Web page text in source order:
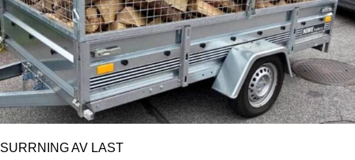
SURRNING AV LAST